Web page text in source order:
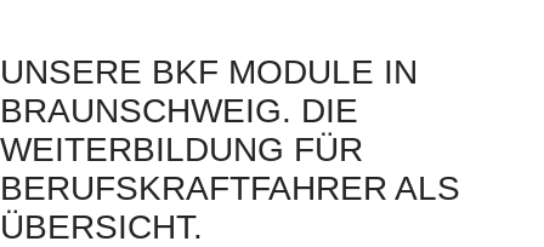
UNSERE BKF MODULE IN
BRAUNSCHWEIG. DIE
WEITERBILDUNG FÜR
BERUFSKRAFTFAHRER ALS
ÜBERSICHT.